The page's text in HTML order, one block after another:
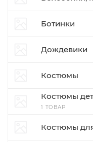
Ботинки
Дождевики
Костюмы
Костюмы
1 ТОВАР
Костюмы